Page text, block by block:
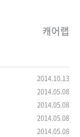
캐어랩
2014.10.13
2014.05.08
2014.05.08
2014.05.08
2014.05.08